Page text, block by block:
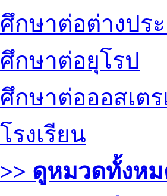
ศึกษาต่อต่างปร
ศึกษาต่อยุโรป
ศึกษาต่อออสเตร
โรงเรียน
>> ดูหมวดทั้งห